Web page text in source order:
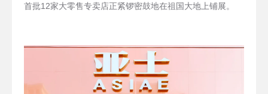
首批12家大零售专卖店正紧锣密鼓地在祖国大地上铺展。